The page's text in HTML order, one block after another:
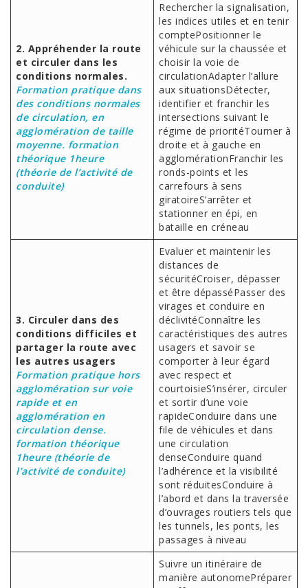
2. Appréhender la route
et circuler dans les
conditions normales.
Formation pratique dans
des conditions normales
de circulation, en
agglomération de taille
moyenne. formation
théorique 1heure
(théorie de l’activité de
conduite)
Rechercher la signalisation,
les indices utiles et en tenir
comptePositionner le
véhicule sur la chaussée et
choisir la voie de
circulationAdapter l’allure
aux situationsDétecter,
identifier et franchir les
intersections suivant le
régime de prioritéTourner à
droite et à gauche en
agglomérationFranchir les
ronds-points et les
carrefours à sens
giratoireS’arrêter et
stationner en épi, en
bataille en créneau
3. Circuler dans des
conditions difficiles et
partager la route avec
les autres usagers
Formation pratique hors
agglomération sur voie
rapide et en
agglomération en
circulation dense.
formation théorique
1heure (théorie de
l’activité de conduite)
Evaluer et maintenir les
distances de
sécuritéCroiser, dépasser
et être dépasséPasser des
virages et conduire en
déclivitéConnaître les
caractéristiques des autres
usagers et savoir se
comporter à leur égard
avec respect et
courtoisieS’insérer, circuler
et sortir d’une voie
rapideConduire dans une
file de véhicules et dans
une circulation
denseConduire quand
l’adhérence et la visibilité
sont réduitesConduire à
l’abord et dans la traversée
d’ouvrages routiers tels que
les tunnels, les ponts, les
passages à niveau
Suivre un itinéraire de
manière autonomePréparer